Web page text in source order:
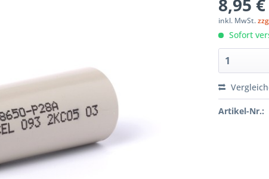
8,95
inkl. MwSt.
Sofort
Artikel-Nr.: